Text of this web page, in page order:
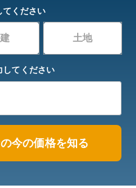
てください
土地
してください
今の価格を知る